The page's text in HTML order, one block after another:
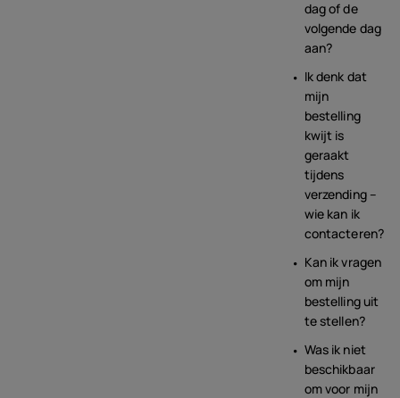
dag of de
volgende dag
aan?
Ik denk dat
mijn
bestelling
kwijt is
geraakt
tijdens
verzending –
wie kan ik
contacteren?
Kan ik vragen
om mijn
bestelling uit
te stellen?
Was ik niet
beschikbaar
om voor mijn